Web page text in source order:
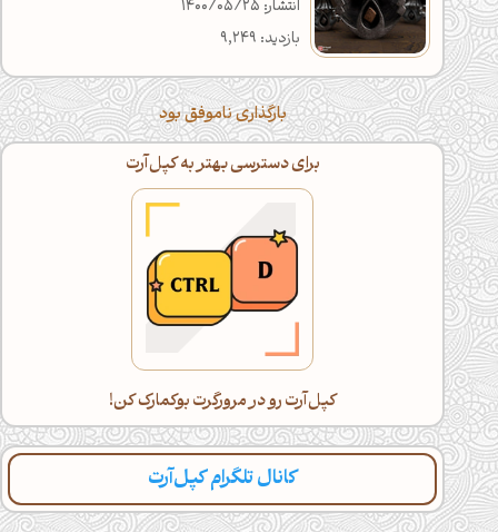
انتشار: 1400/05/25
بازدید: 9,249
بارگذاری ناموفق بود
برای دسترسی بهتر به کپل‌آرت
کپل‌آرت رو در مرورگرت بوکمارک کن!
کانال تلگرام کپل‌آرت